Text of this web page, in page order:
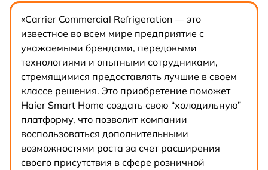
«Carrier Commercial Refrigeration — это
известное во всем мире предприятие с
уважаемыми брендами, передовыми
технологиями и опытными сотрудниками,
стремящимися предоставлять лучшие в своем
классе решения. Это приобретение поможет
Haier Smart Home создать свою “холодильную”
платформу, что позволит компании
воспользоваться дополнительными
возможностями роста за счет расширения
своего присутствия в сфере розничной